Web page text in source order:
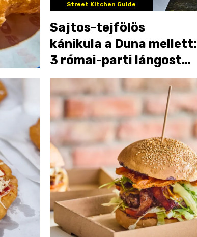
Street Kitchen Guide
Sajtos-tejfölös
kánikula a Duna mellett:
3 római-parti lángost
teszteltünk